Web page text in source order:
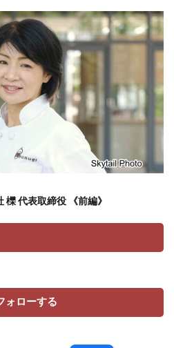
櫟 代表取締役 《前編》
ォローする